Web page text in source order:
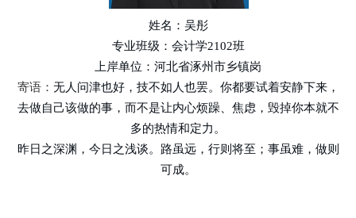
姓名：吴彤
专业班级：会计学2102班
上岸单位：河北省涿州市乡镇岗
寄语： 无人问津也好，技不如人也罢。你都要试着安静下来，
去做自己该做的事，而不是让内心烦躁、焦虑，毁掉你本就不
多的热情和定力。
昨日之深渊，今日之浅谈。路虽远，行则将至；事虽难，做则
可成。